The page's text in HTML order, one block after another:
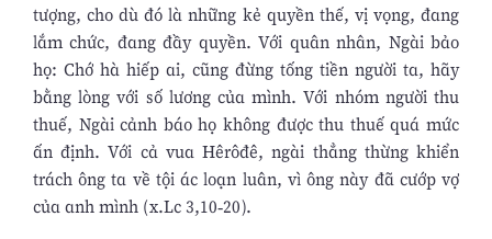
tượng, cho dù đó là những kẻ quyền thế, vị vọng, đang
lắm chức, đang đầy quyền. Với quân nhân, Ngài bảo
họ: Chớ hà hiếp ai, cũng đừng tống tiền người ta, hãy
bằng lòng với số lương của mình. Với nhóm người thu
thuế, Ngài cảnh báo họ không được thu thuế quá mức
ấn định. Với cả vua Hêrôđê, ngài thẳng thừng khiển
trách ông ta về tội ác loạn luân, vì ông này đã cướp vợ
của anh mình (x.Lc 3,10-20).